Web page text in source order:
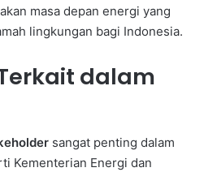
masa depan energi yang
lingkungan bagi Indonesia.
dalam
sangat penting dalam
Kementerian Energi dan